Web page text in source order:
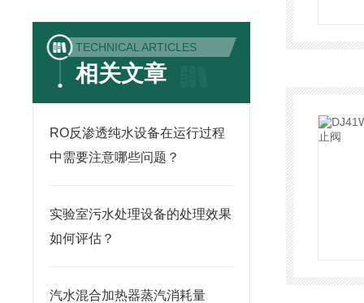
TECHNICAL ARTICLES
相关文章
RO反渗透纯水设备在运行过程
中需要注意哪些问题？
实验室污水处理设备的处理效果
如何评估？
汽水混合加热器蒸汽消耗量